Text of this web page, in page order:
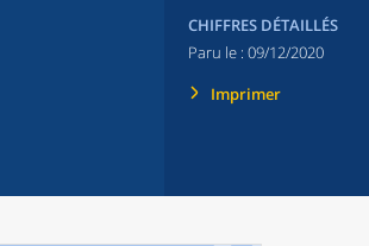
CHIFFRES DÉTAILLÉS
Paru le : 09/12/2020
Imprimer